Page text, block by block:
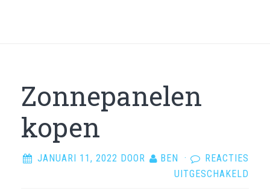
Zonnepanelen
kopen
JANUARI 11, 2022 DOOR BEN ·
REACTIES
UITGESCHAKELD